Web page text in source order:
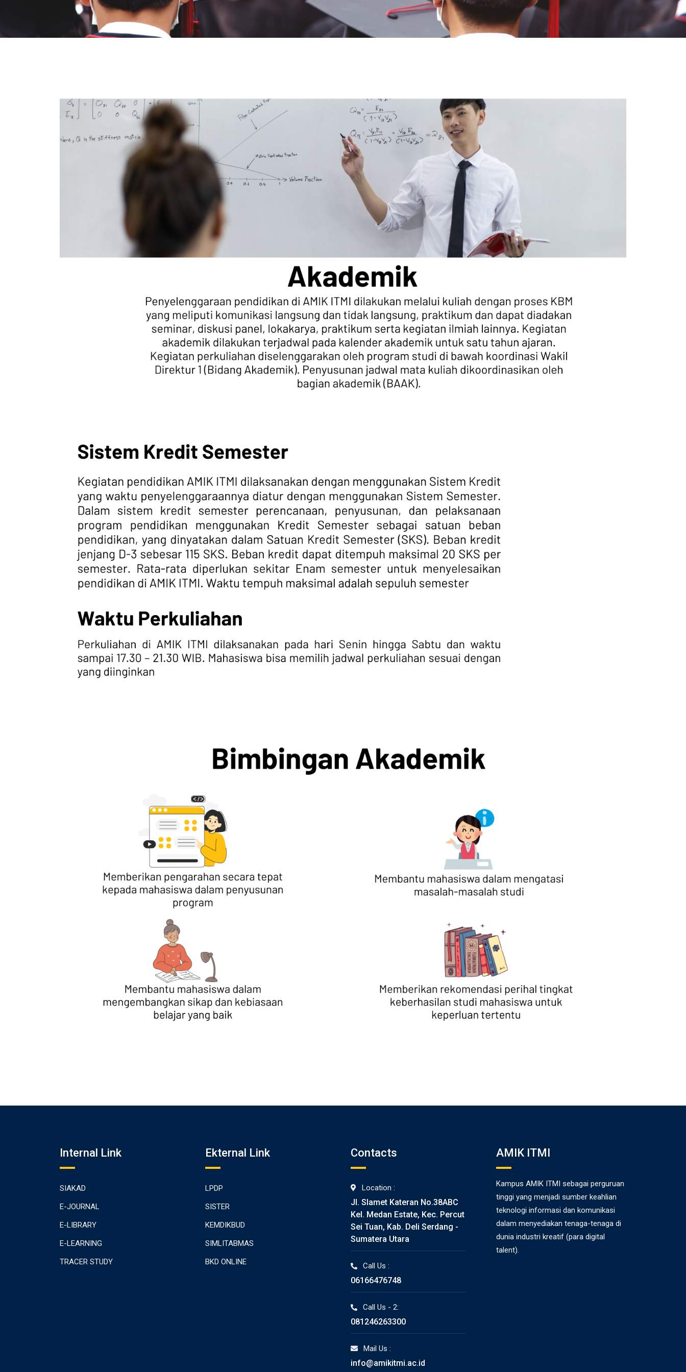
Internal Link
SIAKAD
E-JOURNAL
E-LIBRARY
E-LEARNING
TRACER STUDY
Ekternal Link
LPDP
SISTER
KEMDIKBUD
SIMLITABMAS
BKD ONLINE
Contacts
Location :
Jl. Slamet Kateran No.38ABC
Kel. Medan Estate, Kec. Percut
Sei Tuan, Kab. Deli Serdang -
Sumatera Utara
Call Us :
06166476748
Call Us - 2:
081246263300
Mail Us :
info@amikitmi.ac.id
AMIK ITMI
Kampus AMIK ITMI sebagai perguruan
tinggi yang menjadi sumber keahlian
teknologi informasi dan komunikasi
dalam menyediakan tenaga-tenaga di
dunia industri kreatif (para digital
talent).